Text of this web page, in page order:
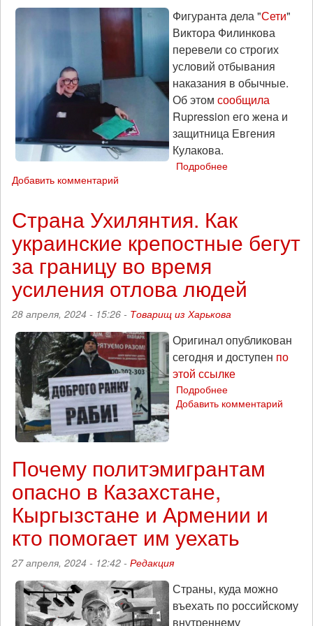
на
миллион
Фигуранта дела "Сети"
Виктора Филинкова
перевели со строгих
условий отбывания
наказания в обычные.
Об этом сообщила
Rupression его жена и
защитница Евгения
Кулакова.
Подробнее
со
строгих
на
условия
содержания
Добавить комментарий
Страна Ухилянтия. Как
украинские крепостные бегут
за границу во время
усиления отлова людей
28 апреля, 2024 - 15:26 - Товарищ из Харькова
Оригинал опубликован
сегодня и доступен по
этой ссылке
Подробнее
Страна
бегут
во
усиления
Добавить комментарий
Почему политэмигрантам
опасно в Казахстане,
Кыргызстане и Армении и
кто помогает им уехать
27 апреля, 2024 - 12:42 - Редакция
Страны, куда можно
въехать по российскому
внутреннему